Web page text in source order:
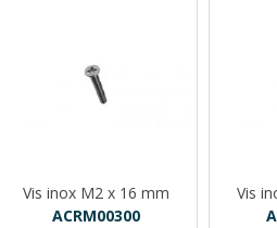
Vis inox M2 x 16 mm
ACRM00300
Vis